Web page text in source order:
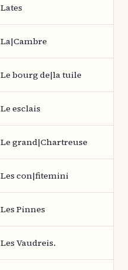
Lates
La|Cambre
Le bourg de|la tuile
Le esclais
Le grand|Chartreuse
Les con|fitemini
Les Pinnes
Les Vaudreis.